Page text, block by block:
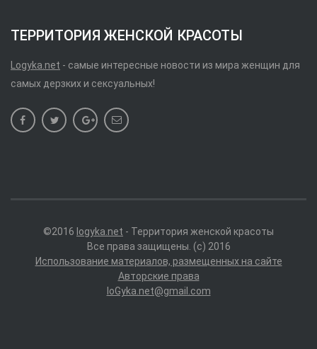
ТЕРРИТОРИЯ ЖЕНСКОЙ КРАСОТЫ
Logyka.net - самые интересные новости из мира женщин для
самых дерзких и сексуальных!
©2016 logyka.net - Территория женской красоты
Все права защищены. (c) 2016
Использование материалов, размещенных на сайте
Авторские права
loGyka.net@gmail.com